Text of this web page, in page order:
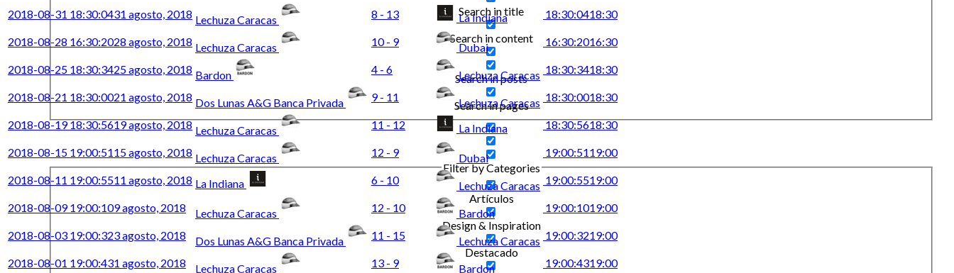
Search in title
Search in content
Search in posts
Search in pages
Filter by Categories
Artículos
Design & Inspiration
Destacado
2018-08-31 18:30:0431 agosto, 2018 Lechuza Caracas 8 - 13 La Indiana 18:30:0418:30
2018-08-28 16:30:2028 agosto, 2018 Lechuza Caracas 10 - 9 Dubai 16:30:2016:30
2018-08-25 18:30:3425 agosto, 2018 Bardon 4 - 6 Lechuza Caracas 18:30:3418:30
2018-08-21 18:30:0021 agosto, 2018 Dos Lunas A&G Banca Privada 9 - 11 Lechuza Caracas 18:30:0018:30
2018-08-19 18:30:5619 agosto, 2018 Lechuza Caracas 11 - 12 La Indiana 18:30:5618:30
2018-08-15 19:00:5115 agosto, 2018 Lechuza Caracas 12 - 9 Dubai 19:00:5119:00
2018-08-11 19:00:5511 agosto, 2018 La Indiana 6 - 10 Lechuza Caracas 19:00:5519:00
2018-08-09 19:00:109 agosto, 2018 Lechuza Caracas 12 - 10 Bardon 19:00:1019:00
2018-08-03 19:00:323 agosto, 2018 Dos Lunas A&G Banca Privada 11 - 15 Lechuza Caracas 19:00:3219:00
2018-08-01 19:00:431 agosto, 2018 Lechuza Caracas 13 - 9 Bardon 19:00:4319:00